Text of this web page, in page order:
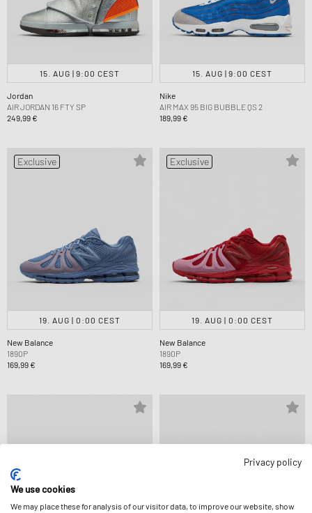
15. AUG | 9:00 CEST
Jordan
AIR JORDAN 16 FTY SP
249,99 €
15. AUG | 9:00 CEST
Nike
AIR MAX 95 BIG BUBBLE QS 2
189,99 €
Exclusive
19. AUG | 0:00 CEST
New Balance
1890P
169,99 €
Exclusive
19. AUG | 0:00 CEST
New Balance
1890P
169,99 €
Privacy policy
We use cookies
We may place these for analysis of our visitor data, to improve our website, show